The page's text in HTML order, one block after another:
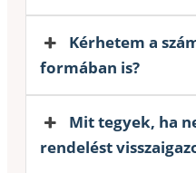
Kérhetem a
formában is?
Mit tegyek, ha
rendelést